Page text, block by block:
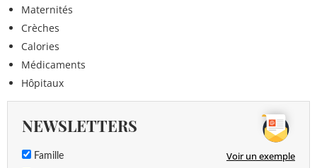
Maternités
Crèches
Calories
Médicaments
Hôpitaux
NEWSLETTERS
Famille Voir un exemple